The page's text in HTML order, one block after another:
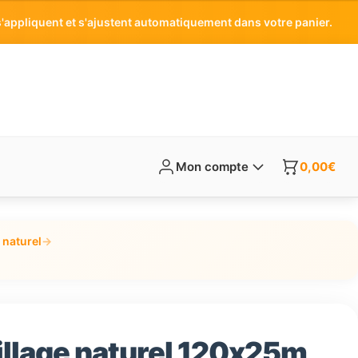
et s'ajustent automatiquement dans votre panier.
Mon compte 0,00€
naturel→